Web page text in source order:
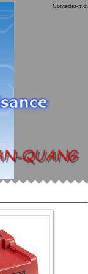
Contactez-moi